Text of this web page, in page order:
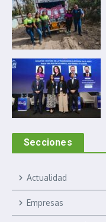
Secciones
Actualidad
Empresas